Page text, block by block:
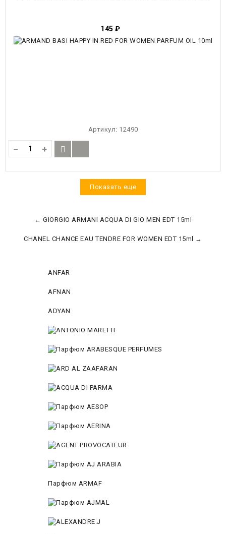
145 ₽
Артикул: 12490
− +
Показать еще
← GIORGIO ARMANI ACQUA DI GIO MEN EDT 15ml
CHANEL CHANCE EAU TENDRE FOR WOMEN EDT 15ml →
ANFAR
AFNAN
ADYAN
Парфюм ARMAF